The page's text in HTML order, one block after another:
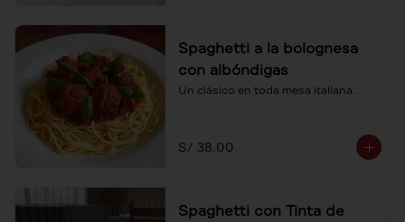
Spaghetti a la bolognesa
con albóndigas
Un clásico en toda mesa italiana.
S/ 38.00
Spaghetti con Tinta de